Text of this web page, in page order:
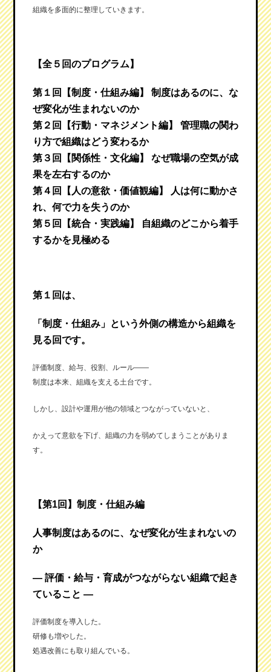
組織を多面的に整理していきます。
【全５回のプログラム】
第１回【制度・仕組み編】 制度はあるのに、な
ぜ変化が生まれないのか
第２回【行動・マネジメント編】 管理職の関わ
り方で組織はどう変わるか
第３回【関係性・文化編】 なぜ職場の空気が成
果を左右するのか
第４回【人の意欲・価値観編】 人は何に動かさ
れ、何で力を失うのか
第５回【統合・実践編】 自組織のどこから着手
するかを見極める
第１回は、
「制度・仕組み」という外側の構造から組織を
見る回です。
評価制度、給与、役割、ルール――
制度は本来、組織を支える土台です。
しかし、設計や運用が他の領域とつながっていないと、
かえって意欲を下げ、組織の力を弱めてしまうことがありま
す。
【第1回】制度・仕組み編
人事制度はあるのに、なぜ変化が生まれないの
か
― 評価・給与・育成がつながらない組織で起き
ていること ―
評価制度を導入した。
研修も増やした。
処遇改善にも取り組んでいる。